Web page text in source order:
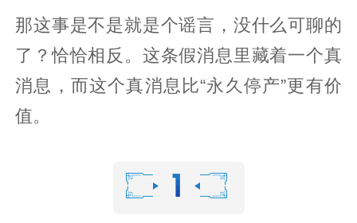
那这事是不是就是个谣言，没什么可聊的
了？恰恰相反。这条假消息里藏着一个真
消息，而这个真消息比“永久停产”更有价
值。